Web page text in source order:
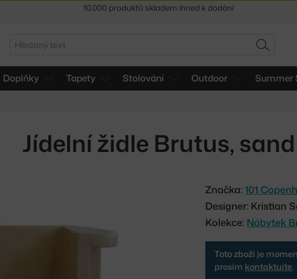
Hledat
HLEDAT
Doplňky Tapety Stolování Outdoor Summer
Jídelní židle Brutus, sand
Značka:101
Designer: Kristian
Kolekce: Nábytek
Toto zboží je
prosím kontaktujte.
Sleva 5 % pro odběratele newsletteru